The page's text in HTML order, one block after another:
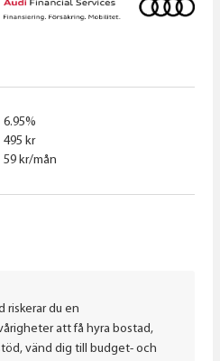
6.95%
495 kr
59 kr/mån
riskerar du en
att få hyra bostad,
vänd dig till budget- och